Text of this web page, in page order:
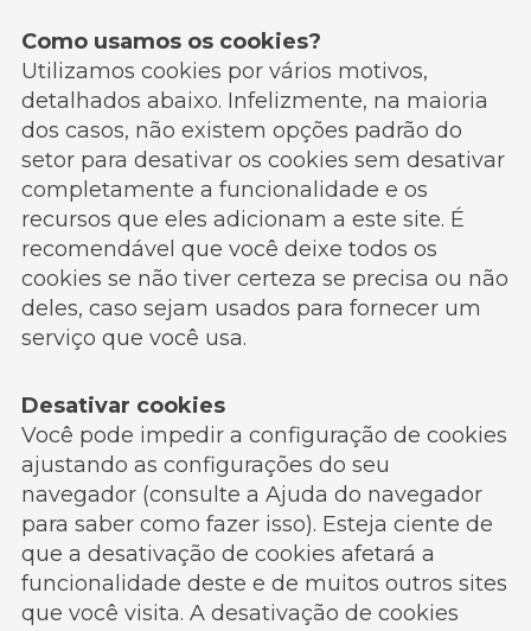
Como usamos os cookies?
Utilizamos cookies por vários motivos,
detalhados abaixo. Infelizmente, na maioria
dos casos, não existem opções padrão do
setor para desativar os cookies sem desativar
completamente a funcionalidade e os
recursos que eles adicionam a este site. É
recomendável que você deixe todos os
cookies se não tiver certeza se precisa ou não
deles, caso sejam usados ​​para fornecer um
serviço que você usa.
Desativar cookies
Você pode impedir a configuração de cookies
ajustando as configurações do seu
navegador (consulte a Ajuda do navegador
para saber como fazer isso). Esteja ciente de
que a desativação de cookies afetará a
funcionalidade deste e de muitos outros sites
que você visita. A desativação de cookies